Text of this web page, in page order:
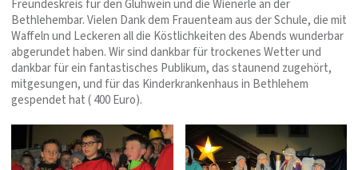
Freundeskreis für den Glühwein und die Wienerle an der
Bethlehembar. Vielen Dank dem Frauenteam aus der Schule, die mit
Waffeln und Leckeren all die Köstlichkeiten des Abends wunderbar
abgerundet haben. Wir sind dankbar für trockenes Wetter und
dankbar für ein fantastisches Publikum, das staunend zugehört,
mitgesungen, und für das Kinderkrankenhaus in Bethlehem
gespendet hat ( 400 Euro).